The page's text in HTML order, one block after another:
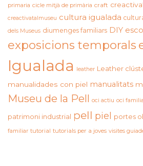
primaria cicle mitjà de primària craft
creactivatalmuseu cultura igualada
dels Museus diumenges familiars DIY
exposicions temporals
Igualada leather Leather
manualidades con piel manualitats
Museu de la Pell oci actiu oci
patrimoni industrial pell piel portes
familiar tutorial tutorials per a joves visites